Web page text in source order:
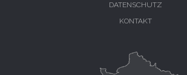
DATENSCHUTZ
KONTAKT